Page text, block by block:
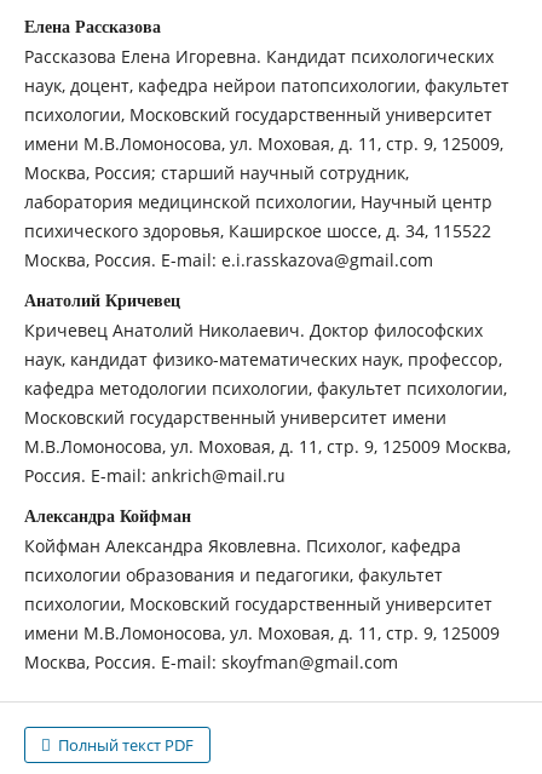
Елена Рассказова
Рассказова Елена Игоревна. Кандидат психологических
наук, доцент, кафедра нейрои патопсихологии, факультет
психологии, Московский государственный университет
имени М.В.Ломоносова, ул. Моховая, д. 11, стр. 9, 125009,
Москва, Россия; старший научный сотрудник,
лаборатория медицинской психологии, Научный центр
психического здоровья, Каширское шоссе, д. 34, 115522
Москва, Россия. E-mail: e.i.rasskazova@gmail.com
Анатолий Кричевец
Кричевец Анатолий Николаевич. Доктор философских
наук, кандидат физико-математических наук, профессор,
кафедра методологии психологии, факультет психологии,
Московский государственный университет имени
М.В.Ломоносова, ул. Моховая, д. 11, стр. 9, 125009 Москва,
Россия. E-mail: ankrich@mail.ru
Александра Койфман
Койфман Александра Яковлевна. Психолог, кафедра
психологии образования и педагогики, факультет
психологии, Московский государственный университет
имени М.В.Ломоносова, ул. Моховая, д. 11, стр. 9, 125009
Москва, Россия. E-mail: skoyfman@gmail.com
Полный текст PDF